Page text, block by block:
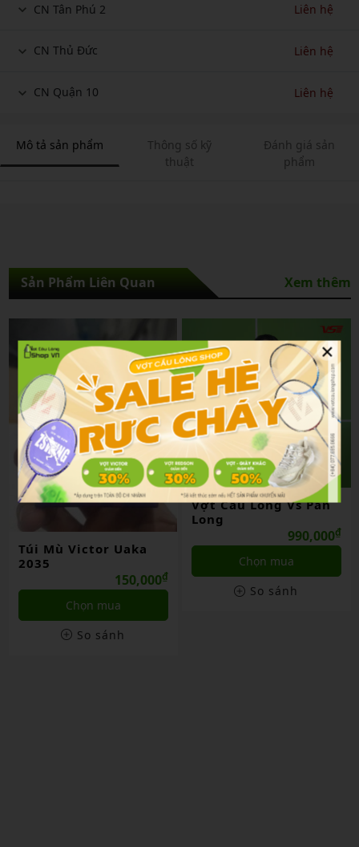
CN Tân Phú 2 Liên hệ
CN Thủ Đức Liên hệ
CN Quận 10 Liên hệ
Mô tả sản phẩm
Thông số kỹ
thuật
Đánh giá sản
phẩm
Sản Phẩm Liên Quan Xem thêm
Túi Mù Victor Uaka
2035
150,000₫
Chọn mua
So sánh
Vợt Cầu Lông Vs Pan
Long
990,000₫
Chọn mua
So sánh
×